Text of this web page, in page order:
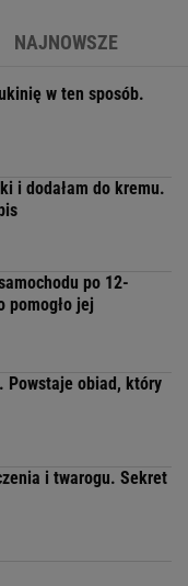
NAJNOWSZE
w ten sposób.
i dodałam do kremu.
po 12-
pomogło jej
Powstaje obiad, który
i twarogu. Sekret